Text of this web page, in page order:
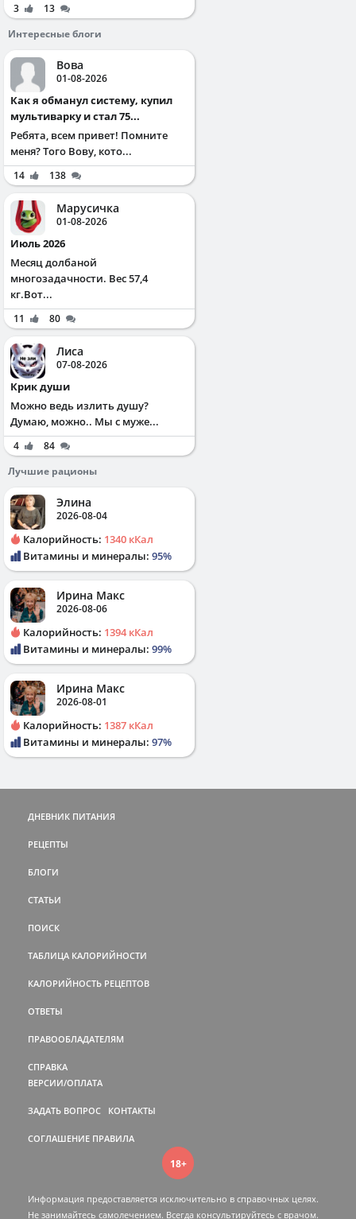
3
13
Интересные блоги
Вова
01-08-2026
Как я обманул систему, купил
мультиварку и стал 75...
Ребята, всем привет! Помните
меня? Того Вову, кото...
14 138
Марусичка
01-08-2026
Июль 2026
Месяц долбаной
многозадачности. Вес 57,4
кг.Вот...
11 80
Лиса
07-08-2026
Крик души
Можно ведь излить душу?
Думаю, можно.. Мы с муже...
4
84
Лучшие рационы
Элина
2026-08-04
Калорийность: 1340 кКал
Витамины и минералы: 95%
Ирина Макс
2026-08-06
Калорийность: 1394 кКал
Витамины и минералы: 99%
Ирина Макс
2026-08-01
Калорийность: 1387 кКал
Витамины и минералы: 97%
ДНЕВНИК ПИТАНИЯ
РЕЦЕПТЫ
БЛОГИ
СТАТЬИ
ПОИСК
ТАБЛИЦА КАЛОРИЙНОСТИ
КАЛОРИЙНОСТЬ РЕЦЕПТОВ
ОТВЕТЫ
ПРАВООБЛАДАТЕЛЯМ
СПРАВКА
ВЕРСИИ/ОПЛАТА
ЗАДАТЬ ВОПРОС КОНТАКТЫ
СОГЛАШЕНИЕ ПРАВИЛА
18+
Информация предоставляется исключительно в справочных целях.
Не занимайтесь самолечением. Всегда консультируйтесь c врачом.